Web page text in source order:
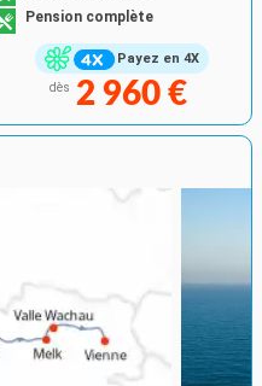
Payez en 4X
Pension complète
dès 2 960 €